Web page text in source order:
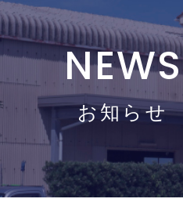
NEWS
お知らせ